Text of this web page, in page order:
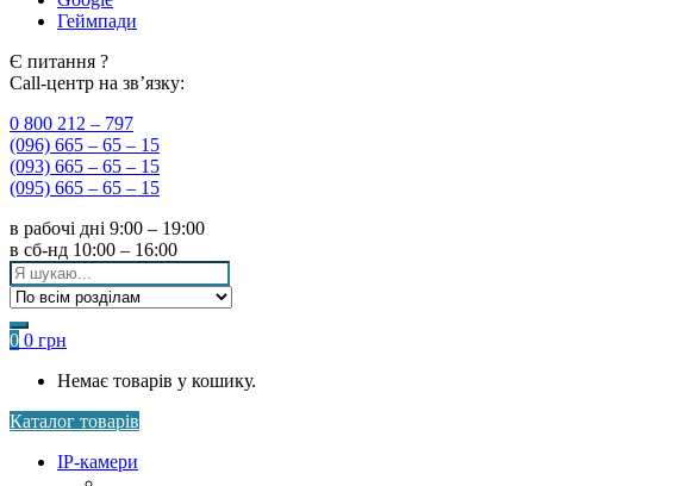
Геймпади
Є питання ?
Call-центр на зв’язку:
0 800 212 – 797
(096) 665 – 65 – 15
(093) 665 – 65 – 15
(095) 665 – 65 – 15
в рабочі дні 9:00 – 19:00
в сб-нд 10:00 – 16:00
Search
for:
0 0 грн
Немає товарів у кошику.
Каталог товарів
IP-камери